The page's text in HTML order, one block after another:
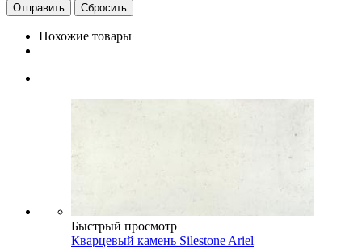
Сбросить
Похожие товары
Быстрый просмотр
Кварцевый камень Silestone Ariel